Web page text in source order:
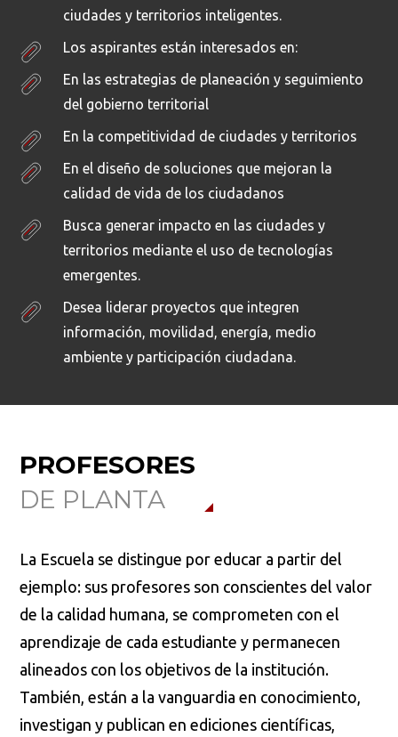
ciudades y territorios inteligentes.
Los aspirantes están interesados en:
En las estrategias de planeación y seguimiento
del gobierno territorial
En la competitividad de ciudades y territorios
En el diseño de soluciones que mejoran la
calidad de vida de los ciudadanos
Busca generar impacto en las ciudades y
territorios mediante el uso de tecnologías
emergentes.
Desea liderar proyectos que integren
información, movilidad, energía, medio
ambiente y participación ciudadana.
PROFESORES
DE PLANTA
La Escuela se distingue por educar a partir del
ejemplo: sus profesores son conscientes del valor
de la calidad humana, se comprometen con el
aprendizaje de cada estudiante y permanecen
alineados con los objetivos de la institución.
También, están a la vanguardia en conocimiento,
investigan y publican en ediciones científicas,